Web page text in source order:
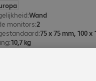
:Wand
monitors:2
:75 x 75 mm, 100 x
:10,7 kg